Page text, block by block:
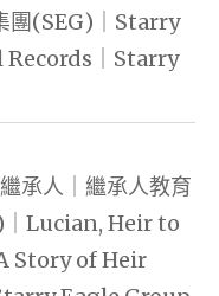
團(SEG)｜Starry
｜Starry
承人｜繼承人教育
｜Lucian, Heir to
Story of Heir